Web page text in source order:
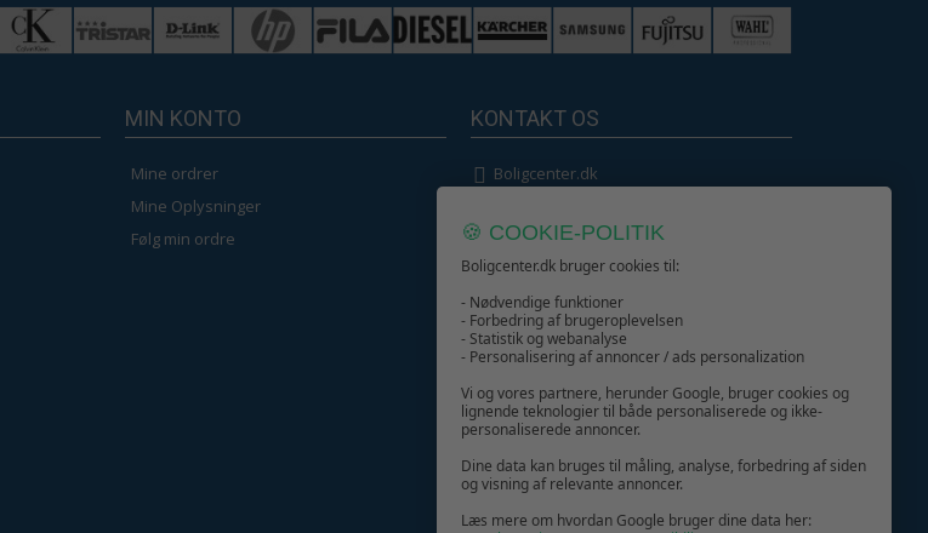
Hvid - 40 x 100 cm
250,-
239,-
379,-
564,-
MIN KONTO
Mine ordrer
Mine Oplysninger
Følg min ordre
KONTAKT OS
Boligcenter.dk
GIV GLÆDE MED ET GAVEKORT!
🍪 COOKIE-POLITIK
Boligcenter.dk bruger cookies til:
- Nødvendige funktioner
- Forbedring af brugeroplevelsen
- Statistik og webanalyse
- Personalisering af annoncer / ads personalization
Vi og vores partnere, herunder Google, bruger cookies og
lignende teknologier til både personaliserede og ikke-
personaliserede annoncer.
Dine data kan bruges til måling, analyse, forbedring af siden
og visning af relevante annoncer.
Læs mere om hvordan Google bruger dine data her: